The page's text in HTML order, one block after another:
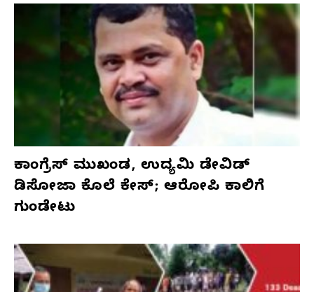
ಕಾಂಗ್ರೆಸ್‌ ಮುಖಂಡ, ಉದ್ಯಮಿ ಡೇವಿಡ್‌
ಡಿಸೋಜಾ ಕೊಲೆ ಕೇಸ್;‌ ಆರೋಪಿ ಕಾಲಿಗೆ
ಗುಂಡೇಟು